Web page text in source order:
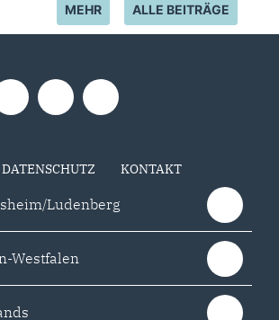
ALLE BEITRÄGE
MEHR
DATENSCHUTZ KONTAKT
Ludenberg
Westfalen